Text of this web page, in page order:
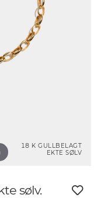
18 K GULLBELAGT
EKTE SØLV
sølv.